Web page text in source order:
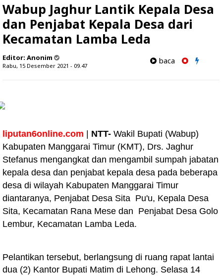
Wabup Jaghur Lantik Kepala Desa
dan Penjabat Kepala Desa dari
Kecamatan Lamba Leda
Editor: Anonim
Rabu, 15 Desember 2021 - 09.47
baca
liputan6online.com NTT- Wakil Bupati (Wabup)
Kabupaten Manggarai Timur (KMT), Drs. Jaghur
Stefanus mengangkat dan mengambil sumpah jabatan
kepala desa dan penjabat kepala desa pada beberapa
desa di wilayah Kabupaten Manggarai Timur
diantaranya, Penjabat Desa Sita Pu'u, Kepala Desa
Sita, Kecamatan Rana Mese dan Penjabat Desa Golo
Lembur, Kecamatan Lamba Leda.
Pelantikan tersebut, berlangsung di ruang rapat lantai
dua (2) Kantor Bupati Matim di Lehong. Selasa 14